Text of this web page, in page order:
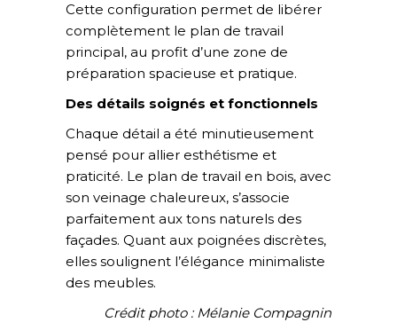
Cette configuration permet de libérer
complètement le plan de travail
principal, au profit d’une zone de
préparation spacieuse et pratique.
Des détails soignés et fonctionnels
Chaque détail a été minutieusement
pensé pour allier esthétisme et
praticité. Le plan de travail en bois, avec
son veinage chaleureux, s’associe
parfaitement aux tons naturels des
façades. Quant aux poignées discrètes,
elles soulignent l’élégance minimaliste
des meubles.
Crédit photo : Mélanie Compagnin